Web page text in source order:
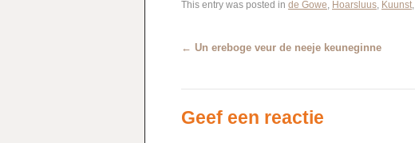
This entry was posted in de Gowe, Hoarsluus, Kuunst,
← Un ereboge veur de neeje keuneginne
Geef een reactie